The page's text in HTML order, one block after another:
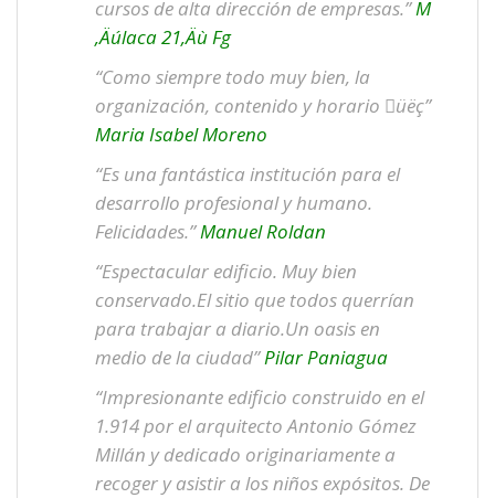
cursos de alta dirección de empresas.”M
‚Äúlaca 21‚Äù Fg
“Como siempre todo muy bien, la
organización, contenido y horario üëç”
Maria Isabel Moreno
“Es una fantástica institución para el
desarrollo profesional y humano.
Felicidades.”Manuel Roldan
“Espectacular edificio. Muy bien
conservado.El sitio que todos querrían
para trabajar a diario.Un oasis en
medio de la ciudad”Pilar Paniagua
“Impresionante edificio construido en el
1.914 por el arquitecto Antonio Gómez
Millán y dedicado originariamente a
recoger y asistir a los niños expósitos. De